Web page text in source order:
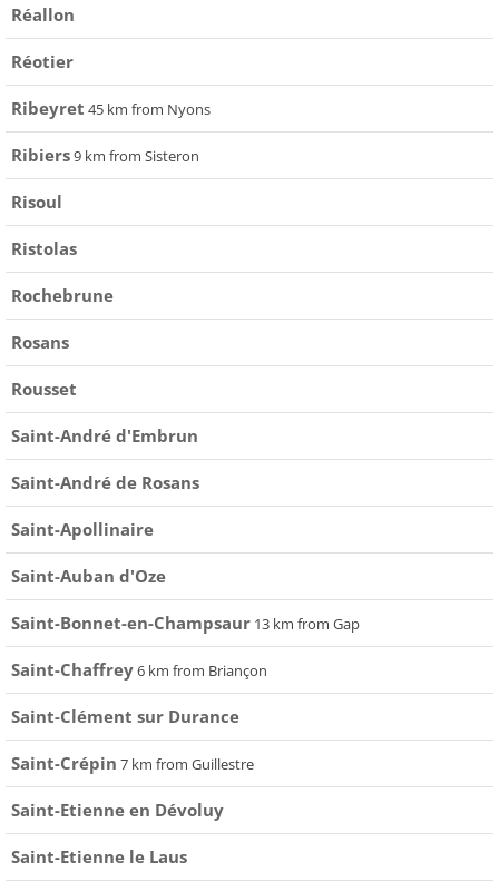
Réallon
Réotier
Ribeyret 45 km from Nyons
Ribiers9 km from Sisteron
Risoul
Ristolas
Rochebrune
Rosans
Rousset
Saint-André d'Embrun
Saint-André de Rosans
Saint-Apollinaire
Saint-Auban d'Oze
Saint-Bonnet-en-Champsaur 13 km from Gap
Saint-Chaffrey6 km from Briançon
Saint-Clément sur Durance
Saint-Crépin 7 km from Guillestre
Saint-Etienne en Dévoluy
Saint-Etienne le Laus